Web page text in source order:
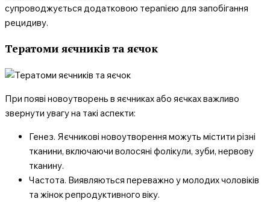
супроводжується додатковою терапією для запобігання
рецидиву.
Тератоми яєчників та яєчок
При появі новоутворень в яєчниках або яєчках важливо
звернути увагу на такі аспекти:
Генез. Яєчникові новоутворення можуть містити різні
тканини, включаючи волосяні фолікули, зуби, нервову
тканину.
Частота. Виявляються переважно у молодих чоловіків
та жінок репродуктивного віку.